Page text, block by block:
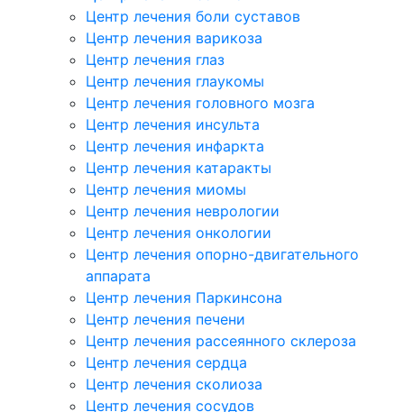
Центр лечения боли суставов
Центр лечения варикоза
Центр лечения глаз
Центр лечения глаукомы
Центр лечения головного мозга
Центр лечения инсульта
Центр лечения инфаркта
Центр лечения катаракты
Центр лечения миомы
Центр лечения неврологии
Центр лечения онкологии
Центр лечения опорно-двигательного
аппарата
Центр лечения Паркинсона
Центр лечения печени
Центр лечения рассеянного склероза
Центр лечения сердца
Центр лечения сколиоза
Центр лечения сосудов